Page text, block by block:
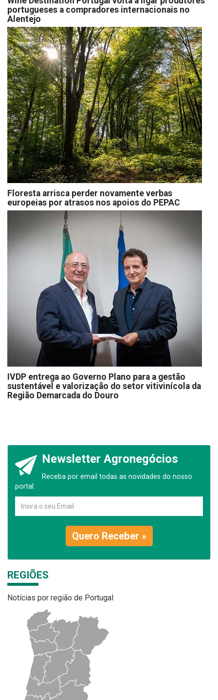
portugueses a compradores internacionais no
Alentejo
Floresta arrisca perder novamente verbas
europeias por atrasos nos apoios do PEPAC
IVDP entrega ao Governo Plano para a gestão
sustentável e valorização do setor vitivinícola da
Região Demarcada do Douro
Newsletter Agronegócios
Receba por email todas as novidades do nosso
portal.
Quero Receber »
REGIÕES
Notícias por região de Portugal